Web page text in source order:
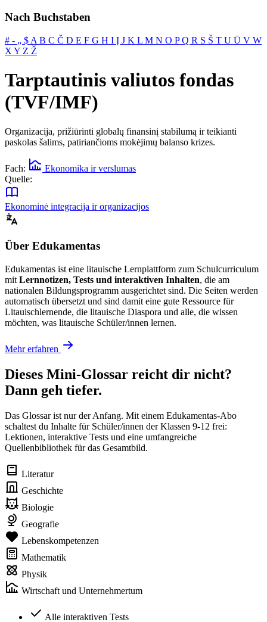
Nach Buchstaben
# ‐ „ $ A B C Č D E F G H I Į J K L M N O PQ R S Š T U Ū V W
X Y Z Ž
Tarptautinis valiutos fondas
(TVF/IMF)
Organizacija, prižiūrinti globalų finansinį stabilumą ir teikianti
paskolas šalims, patiriančioms mokėjimų balanso krizes.
Fach:
Ekonomika ir verslumas
Quelle:
Ekonominė integracija ir organizacijos
Über Edukamentas
Edukamentas ist eine litauische Lernplattform zum Schulcurriculum
mit Lernnotizen, Tests und interaktiven Inhalten, die am
nationalen Bildungsprogramm ausgerichtet sind. Die Seiten werden
automatisch übersetzt und sind damit eine gute Ressource für
Litauischlernende, die litauische Diaspora und alle, die wissen
möchten, was litauische Schüler/innen lernen.
Mehr erfahren
Dieses Mini-Glossar reicht dir nicht?
Dann geh tiefer.
Das Glossar ist nur der Anfang. Mit einem Edukamentas-Abo
schaltest du Inhalte für Schüler/innen der Klassen 9-12 frei:
Lektionen, interaktive Tests und eine umfangreiche
Quellenbibliothek für das Gesamtbild.
Literatur
Geschichte
Biologie
Geografie
Lebenskompetenzen
Mathematik
Physik
Wirtschaft und Unternehmertum
Alle interaktiven Tests